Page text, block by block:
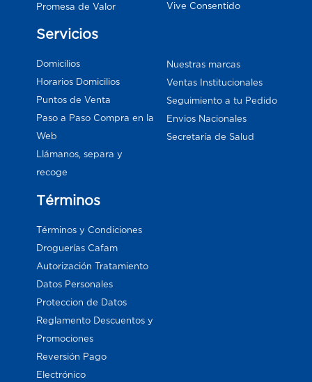
Promesa de Valor
Vive Consentido
Servicios
Domicilios
Horarios Domicilios
Puntos de Venta
Paso a Paso Compra en la
Web
Llámanos, separa y
recoge
Nuestras marcas
Ventas Institucionales
Seguimiento a tu Pedido
Envios Nacionales
Secretaría de Salud
Términos
Términos y Condiciones
Droguerías Cafam
Autorización Tratamiento
Datos Personales
Proteccion de Datos
Reglamento Descuentos y
Promociones
Reversión Pago
Electrónico